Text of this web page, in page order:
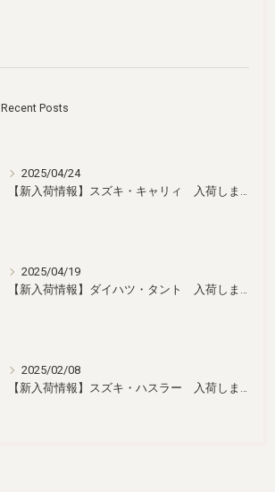
Recent Posts
2025/04/24
2025/04/19
2025/02/08